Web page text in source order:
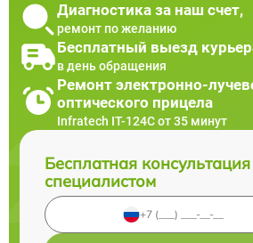
Диагностика за наш счет,
ремонт по желанию
Бесплатный выезд
в день обращения
Ремонт электронно-
оптического прицела
Infratech IT-124C от 35 минут
Бесплатная
специалистом